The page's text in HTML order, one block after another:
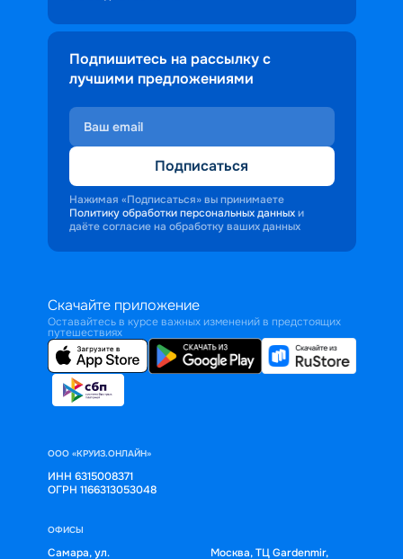
Подпишитесь на рассылку с
лучшими предложениями
Подписаться
Нажимая «Подписаться» вы принимаете
Политику обработки персональных данных и
даёте согласие на обработку ваших данных
Скачайте приложение
Оставайтесь в курсе важных изменений в предстоящих
путешествиях
ООО «КРУИЗ.ОНЛАЙН»
ИНН 6315008371
ОГРН 1166313053048
ОФИСЫ
Самара, ул. Москва, ТЦ Gardenmir,